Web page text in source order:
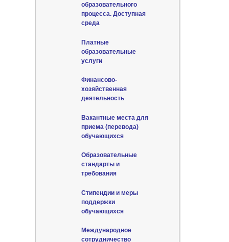
образовательного
процесса. Доступная
среда
Платные
образовательные
услуги
Финансово-
хозяйственная
деятельность
Вакантные места для
приема (перевода)
обучающихся
Образовательные
стандарты и
требования
Стипендии и меры
поддержки
обучающихся
Международное
сотрудничество